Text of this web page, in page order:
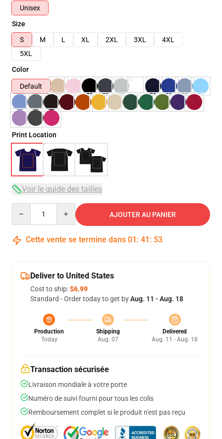
Unisex
Size
S
M L XL 2XL 3XL
4XL
5XL
Color
Default
Print Location
Voir le guide des tailles
AJOUTER AU PANIER
Cette vente se termine dans 01 : 41 : 53
Deliver to United States
Cost to ship:$6.99
Standard - Order today to get byAug. 11 - Aug. 18
Production
Today
Shipping
Aug. 07
Delivered
Aug. 11 - Aug. 18
Transaction sécurisée
Livraison mondiale à votre porte
Numéro de suivi fourni pour tous les colis
Remboursement complet si le produit n'est pas reçu